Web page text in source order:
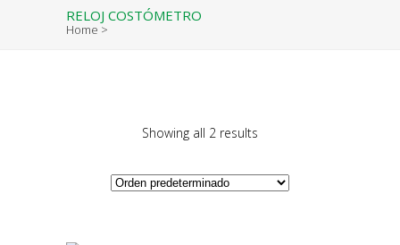
RELOJ COSTÓMETRO
Home >
Showing all 2 results